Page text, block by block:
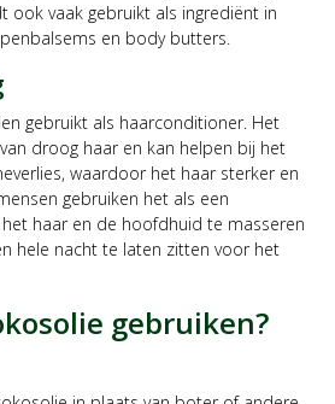
ook vaak gebruikt als ingrediënt in
en body butters.
gebruikt als haarconditioner. Het
droog haar en kan helpen bij het
waardoor het haar sterker en
gebruiken het als een
haar en de hoofdhuid te masseren
hele nacht te laten zitten voor het
gebruiken?